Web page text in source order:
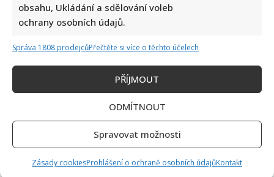
obsahu, Ukládání a sdělování voleb
ochrany osobních údajů.
Správa 1808 prodejcůPřečtěte si více o těchto účelech
PŘÍJMOUT
ODMÍTNOUT
Spravovat možnosti
Zásady cookiesProhlášení o ochraně osobních údajůKontakt